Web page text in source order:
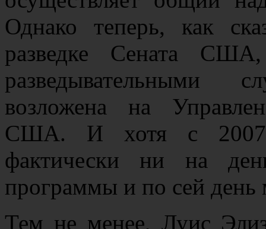
Однако теперь, как
разведке Сената
разведывательными
возложена на
США. И хотя с 2007
фактически ни на
программы и по сей день
Тем не менее, Луис